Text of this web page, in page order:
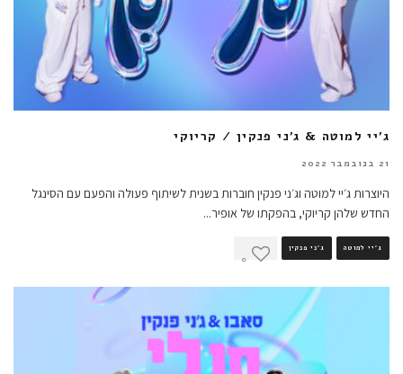
ג'יי למוטה & ג'ני פנקין / קריוקי
21 בנובמבר 2022
היוצרות ג׳יי למוטה וג׳ני פנקין חוברות בשנית לשיתוף פעולה והפעם עם הסינגל
החדש שלהן קריוקי, בהפקתו של אופיר...
ג'יי למוטה ג'ני פנקין
0